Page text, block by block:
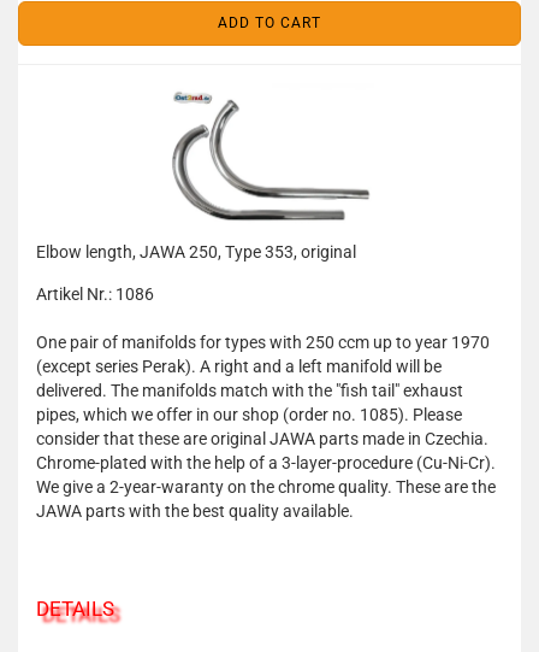
ADD TO CART
Elbow length, JAWA 250, Type 353, original
Artikel Nr.: 1086
One pair of manifolds for types with 250 ccm up to year 1970
(except series Perak). A right and a left manifold will be
delivered. The manifolds match with the "fish tail" exhaust
pipes, which we offer in our shop (order no. 1085). Please
consider that these are original JAWA parts made in Czechia.
Chrome-plated with the help of a 3-layer-procedure (Cu-Ni-Cr).
We give a 2-year-waranty on the chrome quality. These are the
JAWA parts with the best quality available.
DETAILS